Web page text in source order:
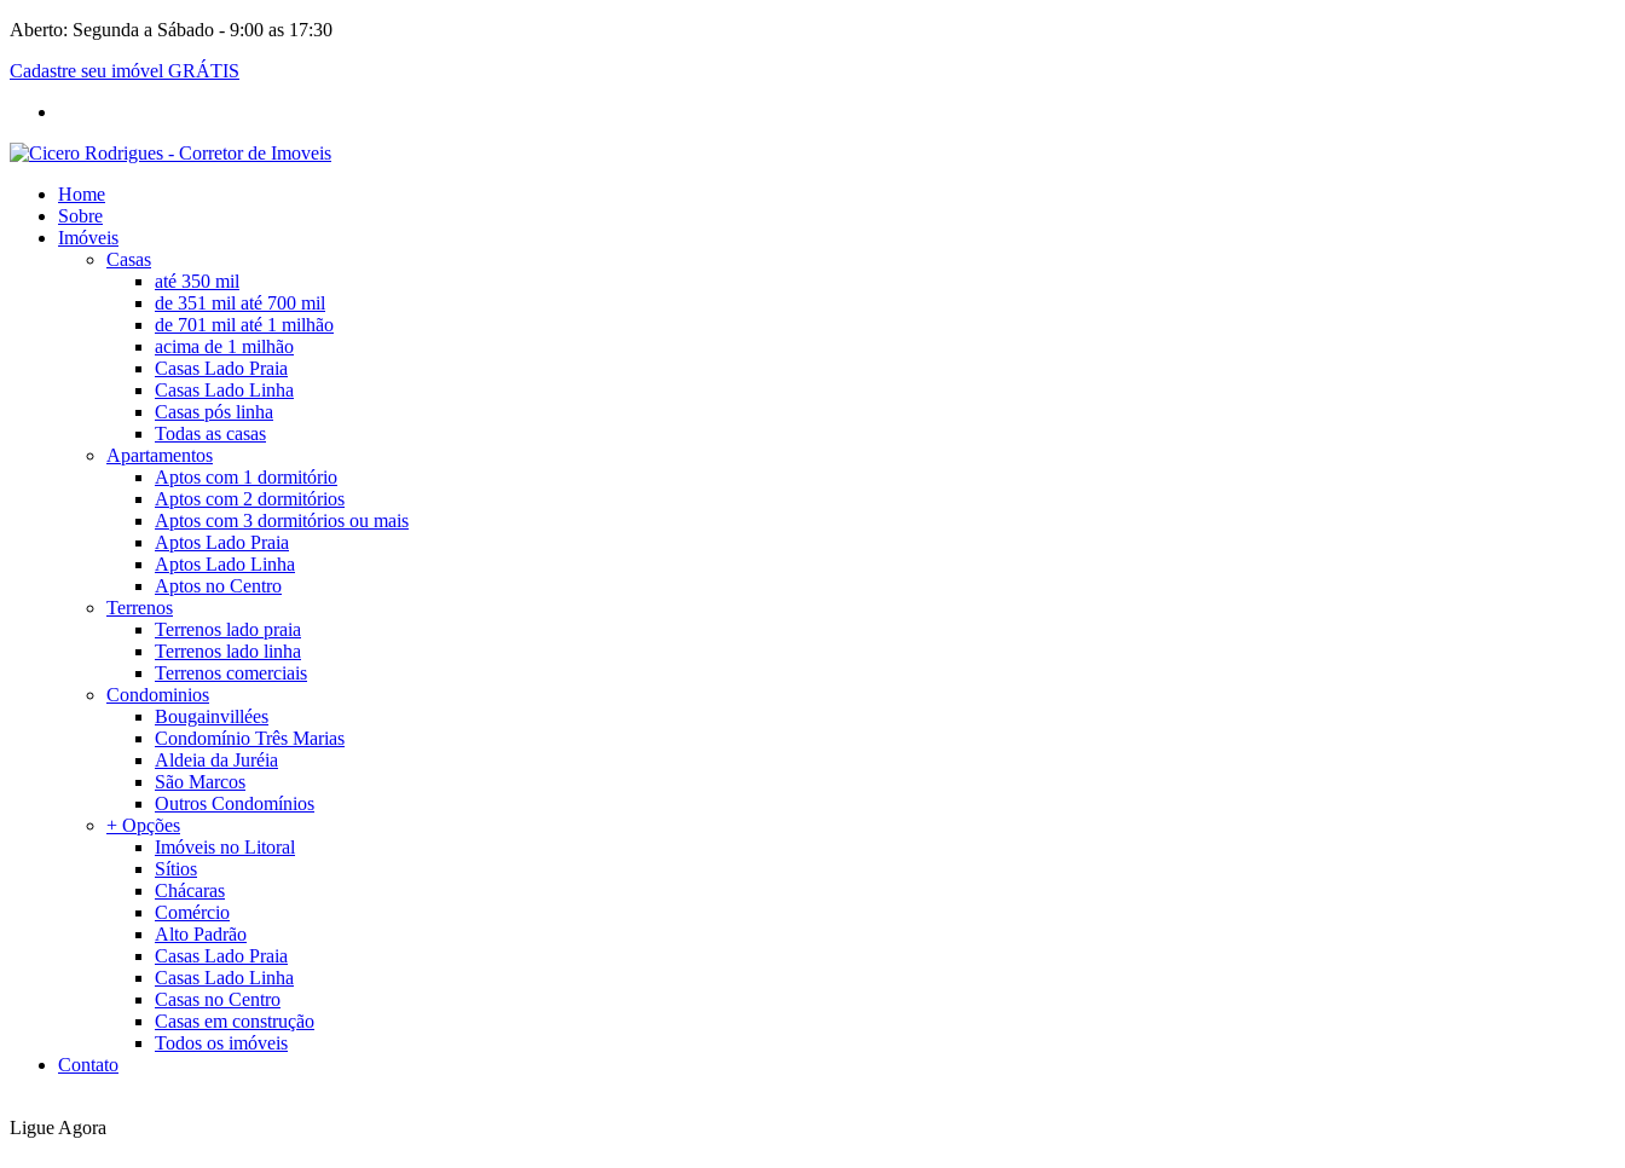
Aberto: Segunda a Sábado - 9:00 as 17:30
Cadastre seu imóvel GRÁTIS
Home
Sobre
Imóveis
Casas
até 350 mil
de 351 mil até 700 mil
de 701 mil até 1 milhão
acima de 1 milhão
Casas Lado Praia
Casas Lado Linha
Casas pós linha
Todas as casas
Apartamentos
Aptos com 1 dormitório
Aptos com 2 dormitórios
Aptos com 3 dormitórios ou mais
Aptos Lado Praia
Aptos Lado Linha
Aptos no Centro
Terrenos
Terrenos lado praia
Terrenos lado linha
Terrenos comerciais
Condominios
Bougainvillées
Condomínio Três Marias
Aldeia da Juréia
São Marcos
Outros Condomínios
+ Opções
Imóveis no Litoral
Sítios
Chácaras
Comércio
Alto Padrão
Casas Lado Praia
Casas Lado Linha
Casas no Centro
Casas em construção
Todos os imóveis
Contato
Ligue Agora